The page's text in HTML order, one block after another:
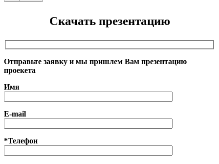
Скачать презентацию
Отправьте заявку и мы пришлем Вам презентацию
проекета
Имя
E-mail
*Телефон